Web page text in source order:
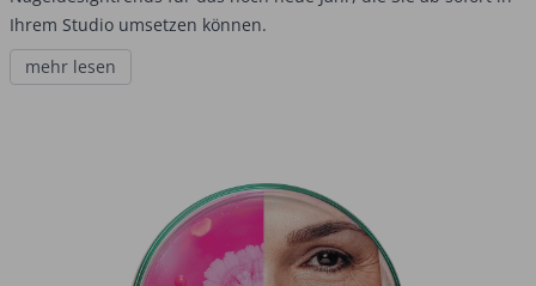
Ihrem Studio umsetzen können.
mehr lesen